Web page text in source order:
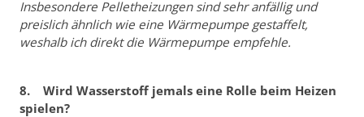
Insbesondere Pelletheizungen sind sehr anfällig und
preislich ähnlich wie eine Wärmepumpe gestaffelt,
weshalb ich direkt die Wärmepumpe empfehle.
8. Wird Wasserstoff jemals eine Rolle beim Heizen
spielen?